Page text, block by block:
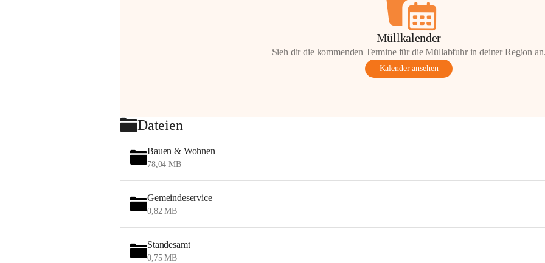
Müllkalender
Sieh dir die kommenden Termine für die Müllabfuhr in deiner Region
Kalender ansehen
Dateien
Bauen & Wohnen
78,04 MB
Gemeindeservice
0,82 MB
Standesamt
0,75 MB